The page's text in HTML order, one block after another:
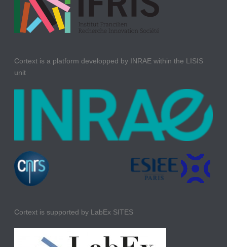
Cortext is a platform developped by INRAE within the LISIS
unit
Cortext is supported by LabEx SITES